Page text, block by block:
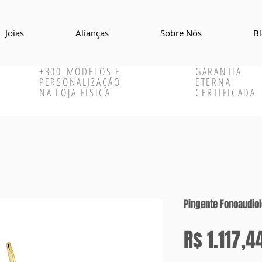
Joias Alianças Sobre Nós
+300 MODELOS E
PERSONALIZAÇÃO
NA LOJA FÍSICA
GARANTIA
ETERNA
CERTIFICADA
Pingente
R$